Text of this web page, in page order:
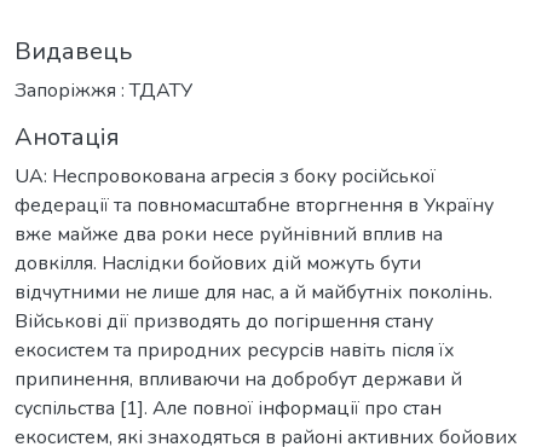
Видавець
Запоріжжя : ТДАТУ
Анотація
UA: Неспровокована агресія з боку російської
федерації та повномасштабне вторгнення в Україну
вже майже два роки несе руйнівний вплив на
довкілля. Наслідки бойових дій можуть бути
відчутними не лише для нас, а й майбутніх поколінь.
Військові дії призводять до погіршення стану
екосистем та природних ресурсів навіть після їх
припинення, впливаючи на добробут держави й
суспільства [1]. Але повної інформації про стан
екосистем, які знаходяться в районі активних бойових